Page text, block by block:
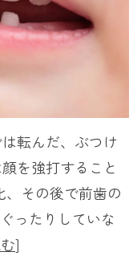
転んだ、ぶつけ
を強打すること
その後で前歯の
ったりしていな
]